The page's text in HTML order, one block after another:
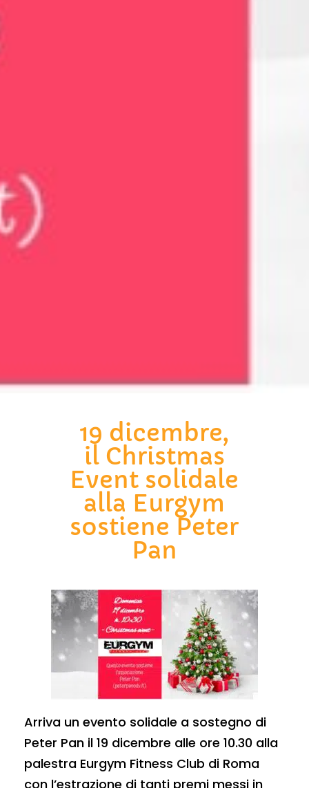
19 dicembre,
il Christmas
Event solidale
alla Eurgym
sostiene Peter
Pan
Arriva un evento solidale a sostegno di
Peter Pan il 19 dicembre alle ore 10.30 alla
palestra Eurgym Fitness Club di Roma
con l’estrazione di tanti premi messi in